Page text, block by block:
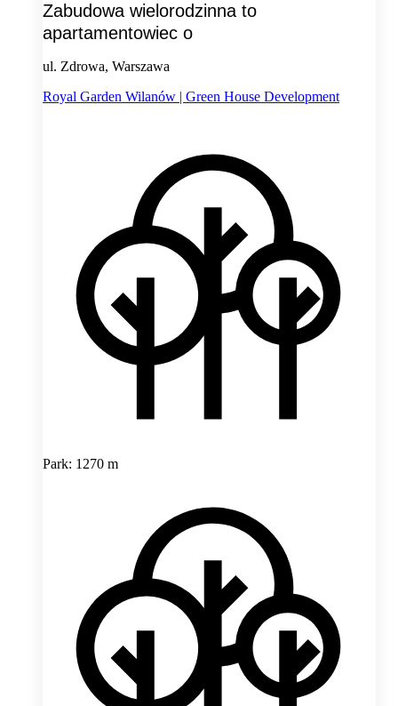
Zabudowa wielorodzinna to
apartamentowiec o
ul. Zdrowa, Warszawa
Royal Garden Wilanów | Green House Development
Park: 1270 m